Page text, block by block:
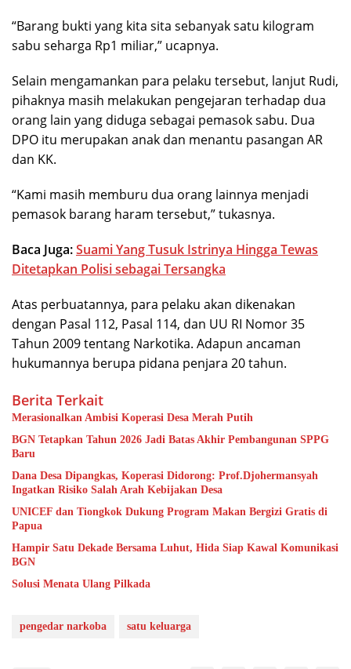
“Barang bukti yang kita sita sebanyak satu kilogram
sabu seharga Rp1 miliar,” ucapnya.
Selain mengamankan para pelaku tersebut, lanjut Rudi,
pihaknya masih melakukan pengejaran terhadap dua
orang lain yang diduga sebagai pemasok sabu. Dua
DPO itu merupakan anak dan menantu pasangan AR
dan KK.
“Kami masih memburu dua orang lainnya menjadi
pemasok barang haram tersebut,” tukasnya.
Baca Juga:Suami Yang Tusuk Istrinya Hingga Tewas
Ditetapkan Polisi sebagai Tersangka
Atas perbuatannya, para pelaku akan dikenakan
dengan Pasal 112, Pasal 114, dan UU RI Nomor 35
Tahun 2009 tentang Narkotika. Adapun ancaman
hukumannya berupa pidana penjara 20 tahun.
Berita Terkait
Merasionalkan Ambisi Koperasi Desa Merah Putih
BGN Tetapkan Tahun 2026 Jadi Batas Akhir Pembangunan SPPG
Baru
Dana Desa Dipangkas, Koperasi Didorong: Prof.Djohermansyah
Ingatkan Risiko Salah Arah Kebijakan Desa
UNICEF dan Tiongkok Dukung Program Makan Bergizi Gratis di
Papua
Hampir Satu Dekade Bersama Luhut, Hida Siap Kawal Komunikasi
BGN
Solusi Menata Ulang Pilkada
pengedar narkoba satu keluarga